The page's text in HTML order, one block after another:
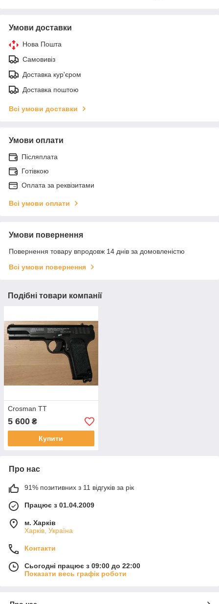
Умови доставки
Нова Пошта
Самовивіз
Доставка кур'єром
Доставка поштою
Всі умови доставки
Умови оплати
Післяплата
Готівкою
Оплата за реквізитами
Всі умови оплати
Умови повернення
Повернення товару впродовж 14 днів за домовленістю
Всі умови повернення
Подібні товари компанії
Crosman TT
5 600 ₴
Купити
Про нас
91% позитивних з 11 відгуків за рік
Працює з 01.04.2009
м. Харків
Харків, Україна
Контакти
Сьогодні працює з 09:00 до 22:00
Показати весь графік роботи